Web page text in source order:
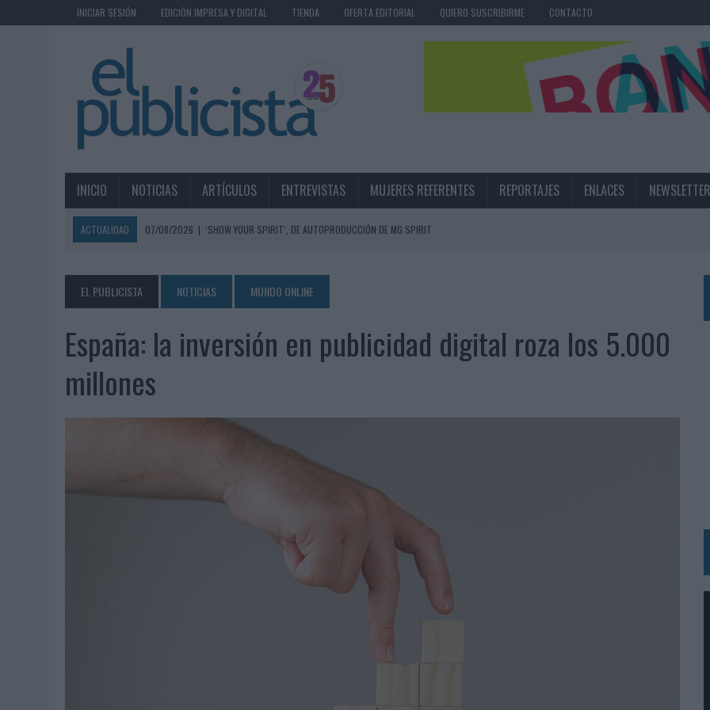
INICIAR SESIÓN EDICIÓN IMPRESA Y DIGITAL TIENDA OFERTA EDITORIAL QUIERO SUSCRIBIRME CONTACTO
INICIO NOTICIAS ARTÍCULOS ENTREVISTAS MUJERES REFERENTES REPORTAJES ENLACES NEWSLETTER
ACTUALIDAD 07/08/2026 | ‘SHOW YOUR SPIRIT’, DE AUTOPRODUCCIÓN DE MG SPIRIT
07/08/2026 | MG SPIRIT RELANZA SU MARCA CON UNA ESTRATEGIA 360º CENTRADA EN EL ORIGEN BARCELONÉS
07/08/2026
PATRÓN CONVIERTE EL NUEVO SINGLE DE ARÓN PIPER EN UNA EXPERIENCIA DE MARCA EN IBIZA
07/08/2026 |
EL VERANO PONE A PRUEBA LA ESTRATEGIA DIGITAL DE LAS MARCAS
VUELING CONVIERTE LOS RECUERDOS EN SOUVENIRS CON IA
‘LA VUELTA’, DE FENOMENAL PARA MÁLAGA CF
SIETE DE CADA DIEZ EMPRESAS ESPAÑOLAS NO INTEGRAN LA INFANCIA EN SU ESTRATEGIA
LA TELEVISIÓN SIGUE LIDERANDO EL CONSUMO DE MEDIOS EN VERANO Y SUPERA AL MÓVIL COMO DISPOSITIVO MÁS UTILIZADO
SYSTEM1 NOMBRA A KIMBERLY BASTONI COMO NUEVA DIRECTORA COMERCIAL GLOBAL
FRIGO Y UNIQLO LANZAN UNA COLECCIÓN PERSONALIZABLE INSPIRADA EN CORNETTO, CALIPPO Y SOLERO
LA IA ESTÁ SUBIENDO EL LISTÓN DE LA CREATIVIDAD
EL PUBLICISTA NOTICIAS MUNDO ONLINE
España: la inversión en publicidad digital roza los 5.000
millones